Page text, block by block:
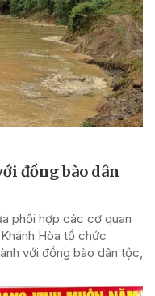
đồng bào dân
phối hợp các cơ quan
Hòa tổ chức
với đồng bào dân tộc,